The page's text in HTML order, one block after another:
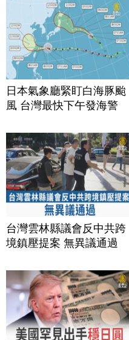
日本氣象廳緊盯白海豚颱
風 台灣最快下午發海警
台灣雲林縣議會反中共跨
境鎮壓提案 無異議通過